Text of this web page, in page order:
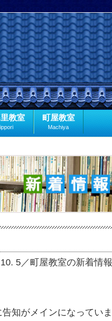
教室 町屋教室
Machiya
5／町屋教室の新着情報
知がメインになっていま